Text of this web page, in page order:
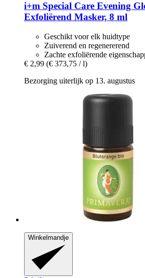
i+m Special Care Evening
Exfoliërend Masker, 8 ml
Geschikt voor elk huidtype
Zuiverend en regenererend
Zachte exfoliërende
€ 2,99 (€ 373,75 / l)
Bezorging uiterlijk op 13. augustus
Winkelmandje